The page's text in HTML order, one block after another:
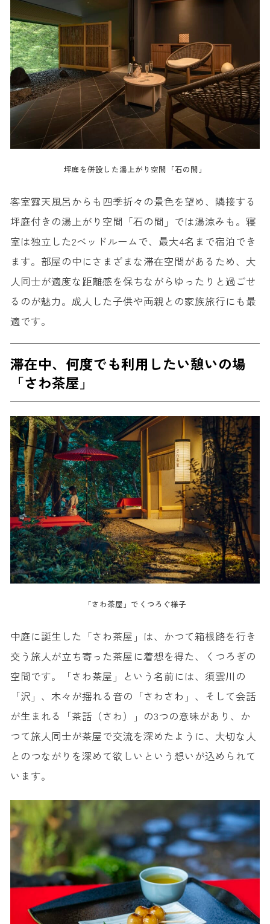
坪庭を併設した湯上がり空間「石の間」
客室露天風呂からも四季折々の景色を望め、隣接する
坪庭付きの湯上がり空間「石の間」では湯涼みも。寝
室は独立した2ベッドルームで、最大4名まで宿泊でき
ます。部屋の中にさまざまな滞在空間があるため、大
人同士が適度な距離感を保ちながらゆったりと過ごせ
るのが魅力。成人した子供や両親との家族旅行にも最
適です。
滞在中、何度でも利用したい憩いの場
「さわ茶屋」
「さわ茶屋」でくつろぐ様子
中庭に誕生した「さわ茶屋」は、かつて箱根路を行き
交う旅人が立ち寄った茶屋に着想を得た、くつろぎの
空間です。「さわ茶屋」という名前には、須雲川の
「沢」、木々が揺れる音の「さわさわ」、そして会話
が生まれる「茶話（さわ）」の3つの意味があり、か
つて旅人同士が茶屋で交流を深めたように、大切な人
とのつながりを深めて欲しいという想いが込められて
います。